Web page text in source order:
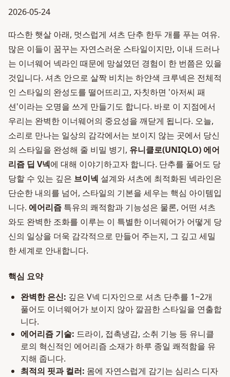
2026-05-24
따스한 햇살 아래, 멋스럽게 셔츠 단추 한두 개를 푸는 여유.
많은 이들이 꿈꾸는 자연스러운 스타일이지만, 이내 드러나
는 이너웨어 넥라인 때문에 망설였던 경험이 한 번쯤은 있을
것입니다. 셔츠 안으로 살짝 비치는 하얀색 크루넥은 전체적
인 스타일의 완성도를 떨어뜨리고, 자칫하면 '아저씨 패
션'이라는 오명을 쓰게 만들기도 합니다. 바로 이 지점에서
우리는 완벽한 이너웨어의 중요성을 깨닫게 됩니다. 오늘,
소리로 만나는 일상의 감각에서는 보이지 않는 곳에서 당신
의 스타일을 완성해 줄 비밀 병기, 유니클로(UNIQLO) 에어
리즘 딥 V넥에 대해 이야기하고자 합니다. 단추를 풀어도 당
당할 수 있는 깊은 브이넥 설계와 셔츠에 최적화된 넥라인은
단순한 내의를 넘어, 스타일의 기본을 세우는 핵심 아이템입
니다. 에어리즘 특유의 쾌적함과 기능성은 물론, 어떤 셔츠
와도 완벽한 조화를 이루는 이 특별한 이너웨어가 어떻게 당
신의 일상을 더욱 감각적으로 만들어 주는지, 그 깊고 세밀
한 세계로 안내합니다.
핵심 요약
완벽한 은신: 깊은 V넥 디자인으로 셔츠 단추를 1~2개
풀어도 이너웨어가 보이지 않아 깔끔한 스타일을 연출합
니다.
에어리즘 기술: 드라이, 접촉냉감, 소취 기능 등 유니클
로의 혁신적인 에어리즘 소재가 하루 종일 쾌적함을 유
지해 줍니다.
최적의 핏과 컬러: 몸에 자연스럽게 감기는 심리스 디자